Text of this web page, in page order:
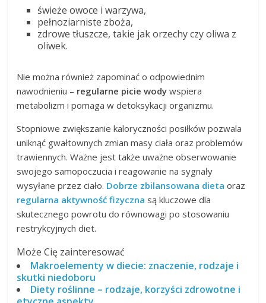
świeże owoce i warzywa,
pełnoziarniste zboża,
zdrowe tłuszcze, takie jak orzechy czy oliwa z
oliwek.
Nie można również zapominać o odpowiednim
nawodnieniu – regularne picie wody wspiera
metabolizm i pomaga w detoksykacji organizmu.
Stopniowe zwiększanie kaloryczności posiłków pozwala
uniknąć gwałtownych zmian masy ciała oraz problemów
trawiennych. Ważne jest także uważne obserwowanie
swojego samopoczucia i reagowanie na sygnały
wysyłane przez ciało. Dobrze zbilansowana dieta oraz
regularna aktywność fizyczna są kluczowe dla
skutecznego powrotu do równowagi po stosowaniu
restrykcyjnych diet.
Może Cię zainteresować
Makroelementy w diecie: znaczenie, rodzaje i
skutki niedoboru
Diety roślinne – rodzaje, korzyści zdrowotne i